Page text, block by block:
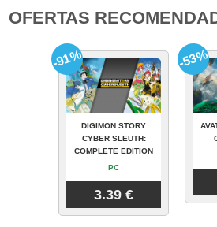
OFERTAS
DIGIMON STORY
CYBER SLEUTH:
COMPLETE EDITION
PC
3.39 €
-91% -53%